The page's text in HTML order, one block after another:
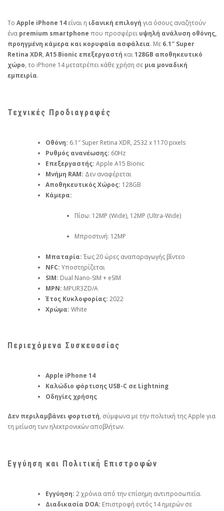
Το Apple iPhone 14 είναι η ιδανική επιλογή για όσους αναζητούν
ένα premium smartphone που προσφέρει υψηλή ανάλυση οθόνης,
προηγμένη κάμερα και κορυφαία ασφάλεια. Με 6.1″ Super
Retina XDR, A15 Bionic επεξεργαστή και128GB αποθηκευτικό
χώρο, το iPhone 14 μετατρέπει κάθε χρήση σε μια μοναδική
εμπειρία.
Τεχνικές Προδιαγραφές
Οθόνη: 6.1″ Super Retina XDR, 2532 x 1170 pixels
Ρυθμός ανανέωσης: 60Hz
Επεξεργαστής: Apple A15 Bionic
Μνήμη RAM: Δεν αναφέρεται
Αποθηκευτικός Χώρος: 128GB
Κάμερα:
Πίσω: 12MP (Wide), 12MP (Ultra-Wide)
Μπροστινή: 12MP
Μπαταρία: Έως 20 ώρες αναπαραγωγής βίντεο
NFC: Υποστηρίζεται
SIM: Dual Nano-SIM + eSIM
MPN: MPUR3ZD/A
Έτος Κυκλοφορίας: 2022
Χρώμα: White
Περιεχόμενα Συσκευασίας
Apple iPhone 14
Καλώδιο φόρτισης USB-C σε Lightning
Οδηγίες χρήσης
Δεν περιλαμβάνει φορτιστή, σύμφωνα με την πολιτική της Apple για
τη μείωση των ηλεκτρονικών αποβλήτων.
Εγγύηση και Πολιτική Επιστροφών
Εγγύηση: 2 χρόνια από την επίσημη αντιπροσωπεία.
Διαδικασία DOA: Επιστροφή εντός 14 ημερών σε